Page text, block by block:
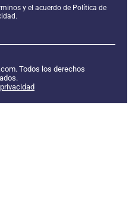
y el acuerdo de Política de
Todos los derechos